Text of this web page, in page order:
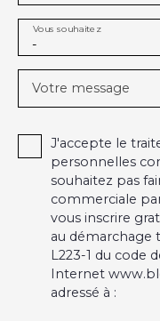
-
Vous souhaitez
Votre message
J'accepte le
personnelles
souhaitez pas
commerciale
vous inscrire
au démarchage
L223-1 du code
Internet
adressé à :